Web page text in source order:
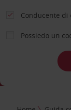
Conducente di
Possiedo un